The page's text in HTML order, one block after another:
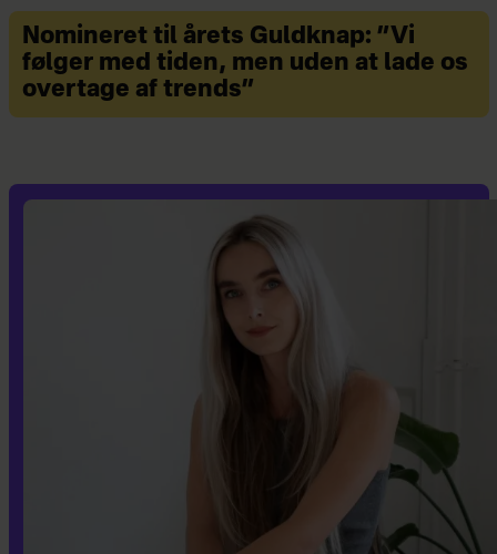
Whynotblog.dk
Nomineret til årets Guldknap: ”Vi
følger med tiden, men uden at lade os
overtage af trends”